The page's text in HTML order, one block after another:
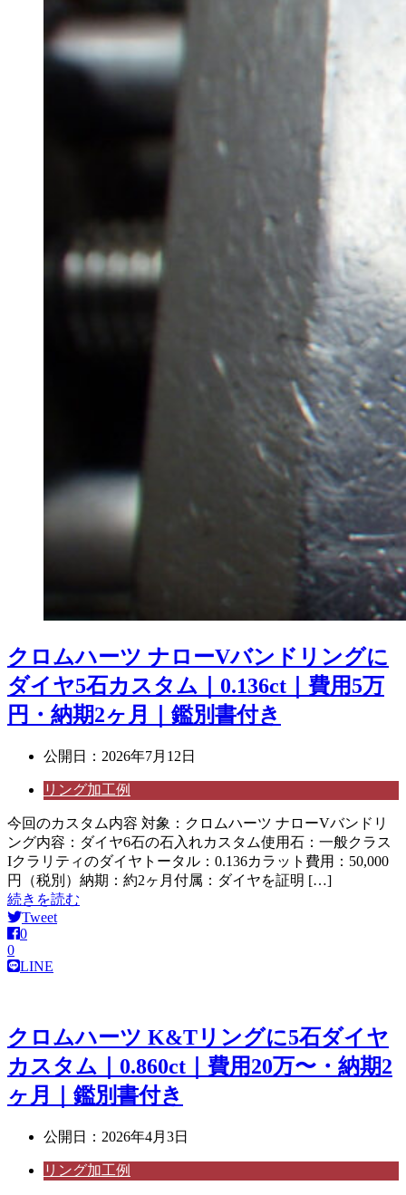
クロムハーツ ナローVバンドリングに
ダイヤ5石カスタム｜0.136ct｜費用5万
円・納期2ヶ月｜鑑別書付き
公開日： 2026年7月12日
リング加工例
今回のカスタム内容 対象：クロムハーツ ナローVバンドリ
ング内容：ダイヤ6石の石入れカスタム使用石：一般クラス
Iクラリティのダイヤトータル：0.136カラット費用：50,000
円（税別）納期：約2ヶ月付属：ダイヤを証明 […]
続きを読む
Tweet
0
0
LINE
クロムハーツ K&Tリングに5石ダイヤ
カスタム｜0.860ct｜費用20万〜・納期2
ヶ月｜鑑別書付き
公開日： 2026年4月3日
リング加工例